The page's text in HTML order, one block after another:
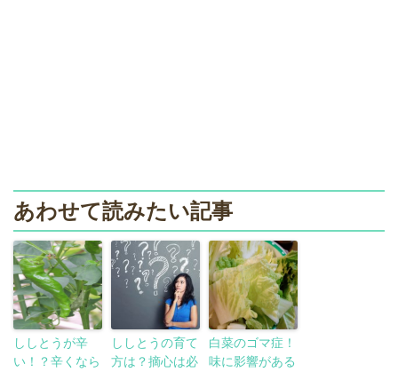
あわせて読みたい記事
ししとうが辛
い！？辛くなら
ししとうの育て
方は？摘心は必
白菜のゴマ症！
味に影響がある